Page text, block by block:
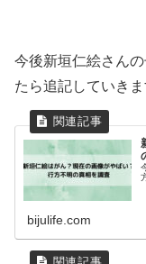
今後新垣仁絵さん
たら追記していきま
bijulife.com